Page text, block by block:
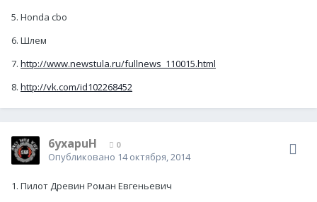
5. Honda cbo
6. Шлем
7. http://www.newstula.ru/fullnews_110015.html
8. http://vk.com/id102268452
6yxapuH 0
Опубликовано 14 октября, 2014
1. Пилот Древин Роман Евгеньевич